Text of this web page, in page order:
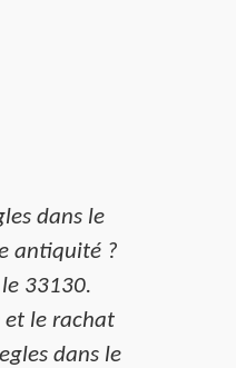
dans le
antiquité ?
33130.
et le rachat
dans le